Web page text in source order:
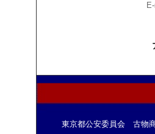
東京都公安委員会 古